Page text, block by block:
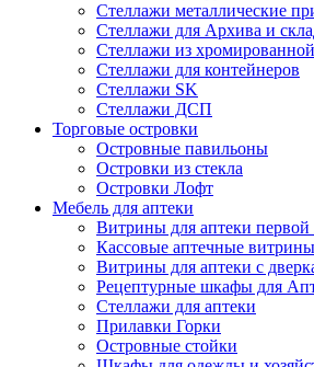
Стеллажи металлические
Стеллажи для Архива и
Стеллажи из
Стеллажи для контейнеров
Стеллажи SK
Стеллажи ДСП
Торговые островки
Островные павильоны
Островки из стекла
Островки Лофт
Мебель для аптеки
Витрины для аптеки
Кассовые аптечные витрины
Витрины для аптеки с
Рецептурные шкафы для
Стеллажи для аптеки
Прилавки Горки
Островные стойки